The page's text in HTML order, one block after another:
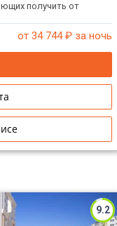
получить от
от 34 744₽ за ночь
9.2